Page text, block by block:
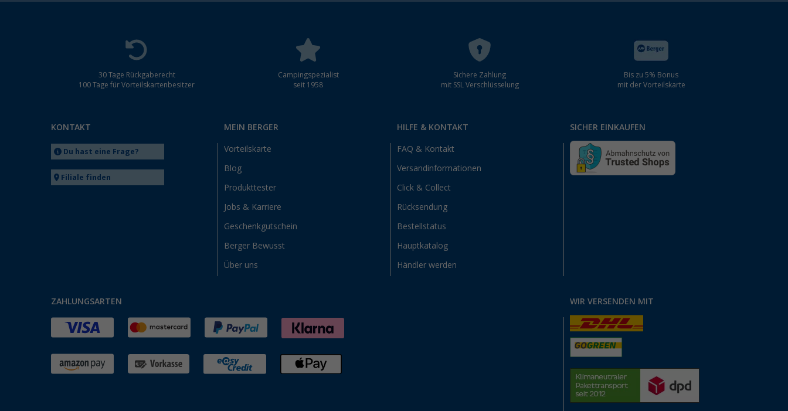
30 Tage Rückgaberecht
100 Tage für Vorteilskartenbesitzer
Campingspezialist
seit 1958
Sichere Zahlung
mit SSL Verschlüsselung
Bis zu 5% Bonus
mit der Vorteilskarte
KONTAKT
Du hast eine Frage?
Filiale finden
MEIN BERGER
Vorteilskarte
Blog
Produkttester
Jobs & Karriere
Geschenkgutschein
Berger Bewusst
Über uns
HILFE & KONTAKT
FAQ & Kontakt
Versandinformationen
Click & Collect
Rücksendung
Bestellstatus
Hauptkatalog
Händler werden
SICHER EINKAUFEN
ZAHLUNGSARTEN WIR VERSENDEN MIT